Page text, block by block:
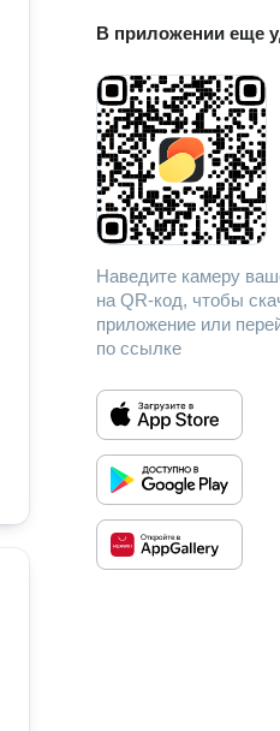
В приложении еще
Наведите камеру
на QR-код, чтобы
приложение или
по ссылке